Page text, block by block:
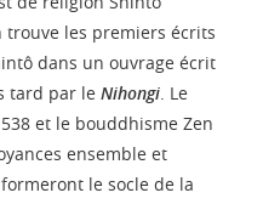
les premiers écrits
dans un ouvrage écrit
tard par le Nihongi. Le
et le bouddhisme Zen
ensemble et
le socle de la